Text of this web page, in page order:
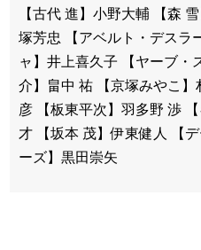
【古代 進】小野大輔 【森
塚芳忠 【アベルト・デスラ
ャ】井上喜久子 【ヤーブ・
介】畠中 祐 【京塚みやこ
彦 【板東平次】羽多野 渉
才 【坂本 茂】伊東健人 【
ーズ】黒田崇矢